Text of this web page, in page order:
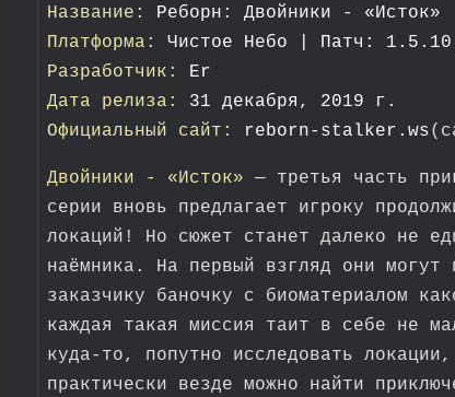
Название:
Реборн: Двойники - «Исток»
Платформа:
Чистое Небо | Патч: 1.5.10
Разработчик:
Er
Дата релиза:
31 декабря, 2019 г.
Официальный сайт:
reborn-stalker.ws
Двойники - «Исток» — третья часть
серии вновь предлагает игроку
локаций! Но сюжет станет далеко не
наёмника. На первый взгляд они могут
заказчику баночку с биоматериалом
каждая такая миссия таит в себе не
куда-то, попутно исследовать
практически везде можно найти